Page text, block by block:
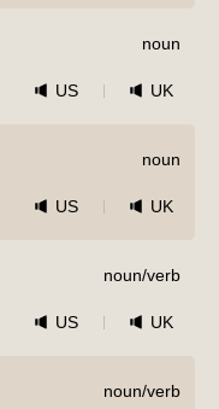
noun
US UK
noun
US UK
noun/verb
US UK
noun/verb